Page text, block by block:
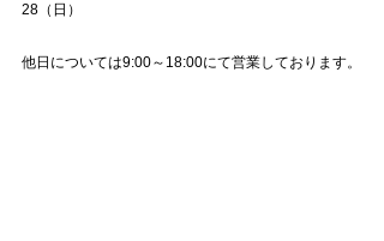
28（日）
他日については9:00～18:00にて営業しております。